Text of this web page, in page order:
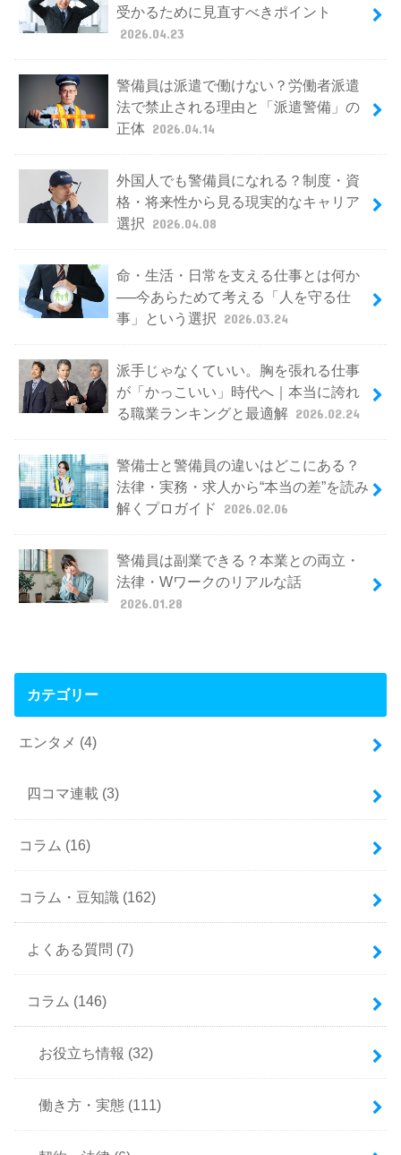
受かるために見直すべきポイント
2026.04.23
警備員は派遣で働けない？労働者派遣
法で禁止される理由と「派遣警備」の
正体 2026.04.14
外国人でも警備員になれる？制度・資
格・将来性から見る現実的なキャリア
選択 2026.04.08
命・生活・日常を支える仕事とは何か
──今あらためて考える「人を守る仕
事」という選択 2026.03.24
派手じゃなくていい。胸を張れる仕事
が「かっこいい」時代へ｜本当に誇れ
る職業ランキングと最適解 2026.02.24
警備士と警備員の違いはどこにある？
法律・実務・求人から“本当の差”を読み
解くプロガイド
2026.02.06
警備員は副業できる？本業との両立・
法律・Wワークのリアルな話
2026.01.28
カテゴリー
エンタメ (4)
四コマ連載 (3)
コラム (16)
コラム・豆知識 (162)
よくある質問 (7)
コラム (146)
お役立ち情報 (32)
働き方・実態 (111)